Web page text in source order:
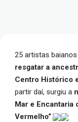
25 artistas
resgatar a
Centro Histórico
partir daí, surgiu a
Mar e Encantaria
Vermelho”.